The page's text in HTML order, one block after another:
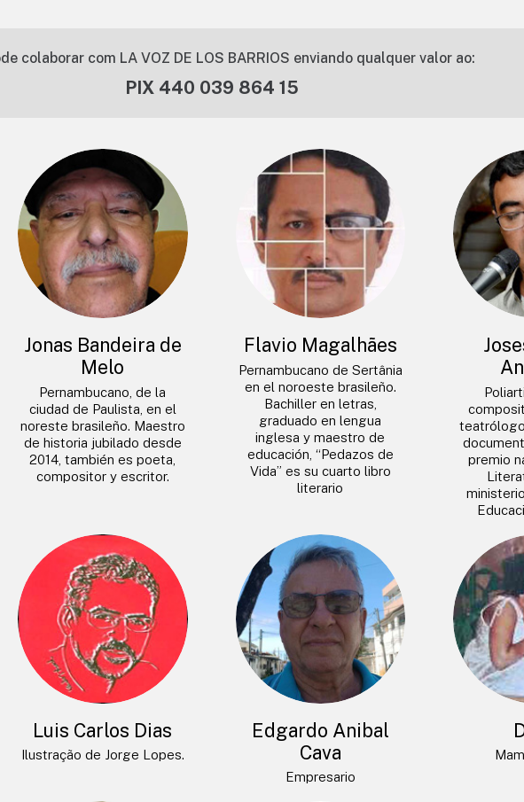
colaborar com LA VOZ DE LOS BARRIOS enviando qualquer valor ao:
PIX 440 039 864 15
Jonas Bandeira de
Melo
Pernambucano, de la
ciudad de Paulista, en el
noreste brasileño. Maestro
de historia jubilado desde
2014, también es poeta,
compositor y escritor.
Flavio Magalhães
Pernambucano de Sertânia
en el noroeste brasileño.
Bachiller en letras,
graduado en lengua
inglesa y maestro de
educación, “Pedazos de
Vida” es su cuarto libro
literario
premio
Luis Carlos Dias
Ilustração de Jorge Lopes.
Edgardo Anibal
Cava
Empresario